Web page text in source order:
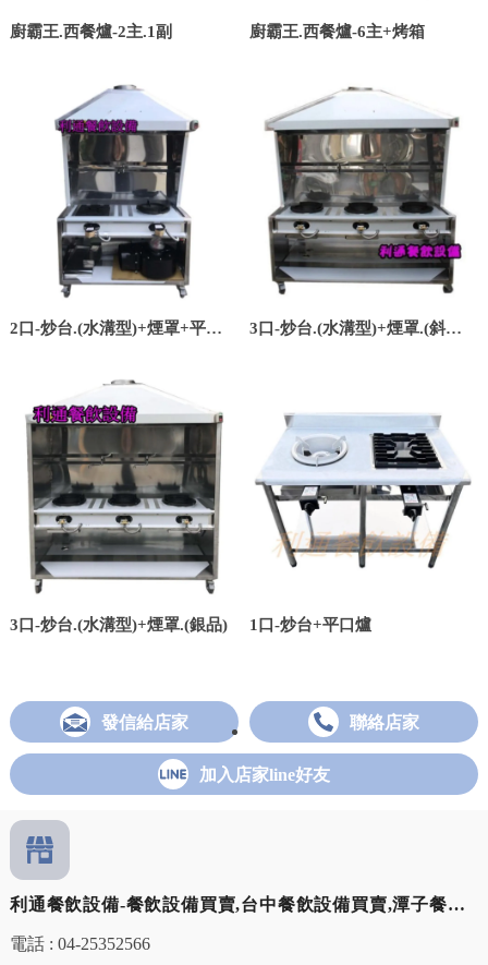
廚霸王.西餐爐-2主.1副 廚霸王.西餐爐-6主+烤箱
2口-炒台.(水溝型)+煙罩+平口
3口-炒台.(水溝型)+煙罩.(斜板).
3口-炒台.(水溝型)+煙罩.(銀品) 1口-炒台+平口爐
發信給店家 聯絡店家
加入店家line好友
利通餐飲設備-餐飲設備買賣,台中餐飲設備買賣,潭子餐飲
設備買賣
電話 : 04-25352566